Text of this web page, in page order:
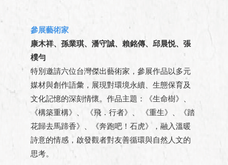
參展藝術家
康木祥、孫業琪、潘守誠、賴銘傳、邱晨悦、張
樸勻
特別邀請六位台灣傑出藝術家，參展作品以多元
媒材與創作語彙，展現對環境永續、生態保育及
文化記憶的深刻情懷。作品主題：《生命樹》、
《構築重構》、 《飛．行者》、 《重生》、《踏
花歸去馬蹄香》、《奔跑吧！石虎》，融入溫暖
詩意的情感，啟發觀者對友善循環與自然人文的
思考。